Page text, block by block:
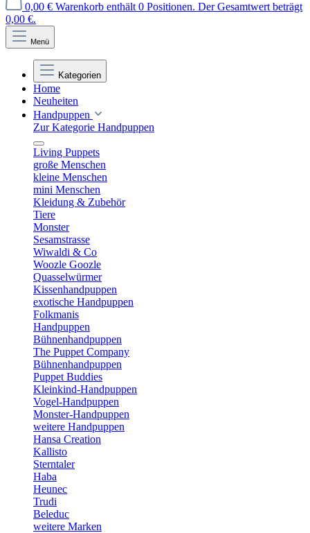
0,00 € Warenkorb enthält 0 Positionen. Der Gesamtwert beträgt
0,00 €.
Menü
Kategorien
Home
Neuheiten
Handpuppen
Zur Kategorie Handpuppen
Living Puppets
große Menschen
kleine Menschen
mini Menschen
Kleidung & Zubehör
Tiere
Monster
Sesamstrasse
Wiwaldi & Co
Woozle Goozle
Quasselwürmer
Kissenhandpuppen
exotische Handpuppen
Folkmanis
Handpuppen
Bühnenhandpuppen
The Puppet Company
Bühnenhandpuppen
Puppet Buddies
Kleinkind-Handpuppen
Vogel-Handpuppen
Monster-Handpuppen
weitere Handpuppen
Hansa Creation
Kallisto
Sterntaler
Haba
Heunec
Trudi
Beleduc
weitere Marken